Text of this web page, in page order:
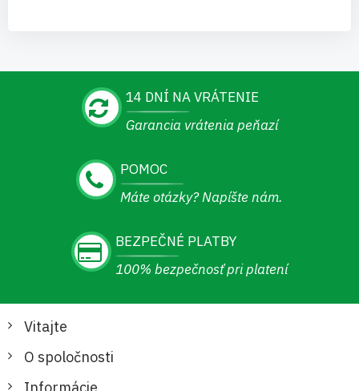
14 DNÍ NA VRÁTENIE
Garancia vrátenia peňazí
POMOC
Máte otázky? Napíšte nám.
BEZPEČNÉ PLATBY
100% bezpečnosť pri platení
Vitajte
O spoločnosti